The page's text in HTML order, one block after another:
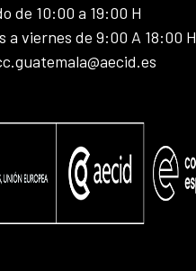
de 10:00 a 19:00 H
a viernes de 9:00 A 18:00 H